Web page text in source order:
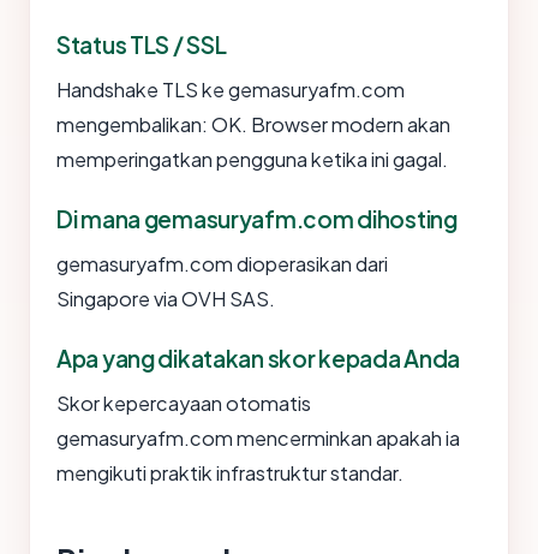
Status TLS / SSL
Handshake TLS ke gemasuryafm.com
mengembalikan: OK. Browser modern akan
memperingatkan pengguna ketika ini gagal.
Di mana gemasuryafm.com dihosting
gemasuryafm.com dioperasikan dari
Singapore via OVH SAS.
Apa yang dikatakan skor kepada Anda
Skor kepercayaan otomatis
gemasuryafm.com mencerminkan apakah ia
mengikuti praktik infrastruktur standar.